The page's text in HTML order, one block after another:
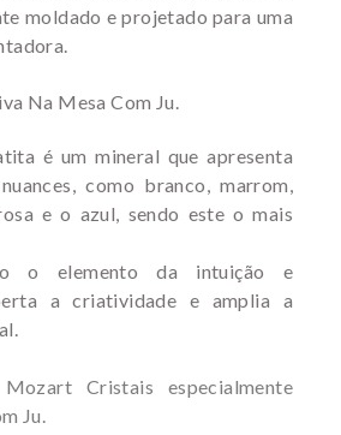
moldado e projetado para uma
Na Mesa Com Ju.
é um mineral que apresenta
como branco, marrom,
e o azul, sendo este o mais
o elemento da intuição e
a criatividade e amplia a
Cristais especialmente
Ju.